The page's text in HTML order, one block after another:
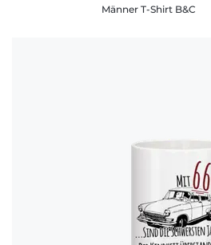
Männer T-Shirt B&C